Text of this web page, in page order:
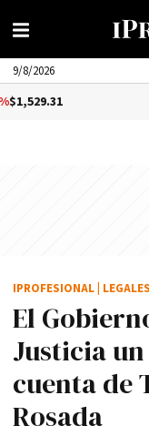
9/8/2026
El
Justicia
cuenta de
Rosada
IPROFESIONAL LEGALES